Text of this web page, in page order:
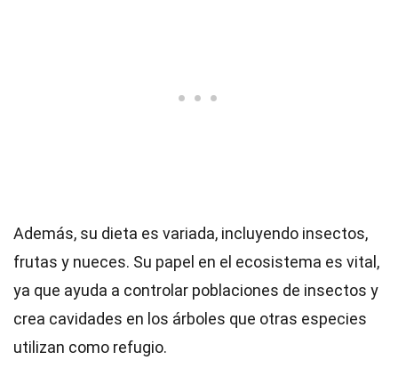
Además, su dieta es variada, incluyendo insectos,
frutas y nueces. Su papel en el ecosistema es vital,
ya que ayuda a controlar poblaciones de insectos y
crea cavidades en los árboles que otras especies
utilizan como refugio.